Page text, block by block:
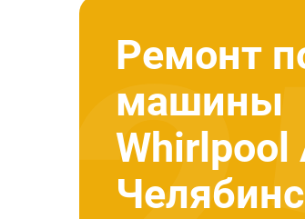
Ремонт
машины
Whirlpool